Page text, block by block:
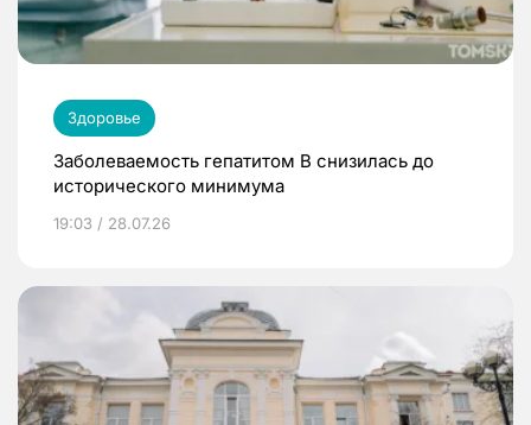
Здоровье
Заболеваемость гепатитом В снизилась до
исторического минимума
19:03 / 28.07.26